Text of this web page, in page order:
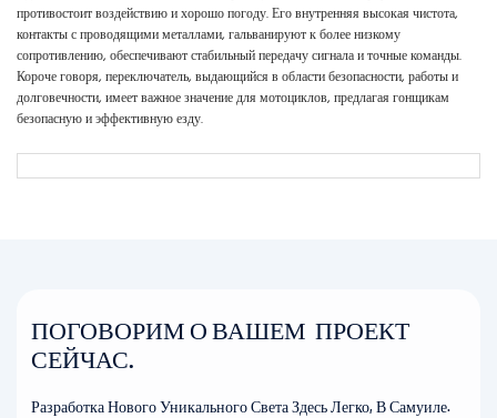
противостоит воздействию и хорошо погоду. Его внутренняя высокая чистота,
контакты с проводящими металлами, гальванируют к более низкому
сопротивлению, обеспечивают стабильный передачу сигнала и точные команды.
Короче говоря, переключатель, выдающийся в области безопасности, работы и
долговечности, имеет важное значение для мотоциклов, предлагая гонщикам
безопасную и эффективную езду.
ПОГОВОРИМ О ВАШЕМ ПРОЕКТ
СЕЙЧАС.
Разработка Нового Уникального Света Здесь Легко, В Самуиле.